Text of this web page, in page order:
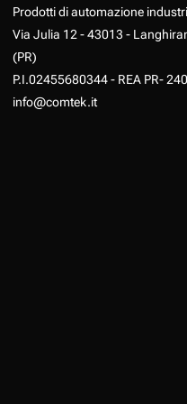
Prodotti di automazione
Via Julia 12 - 43013 -
(PR)
P.I.02455680344 - REA PR-
info@comtek.it